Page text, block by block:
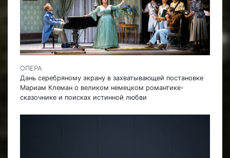
ОПЕРА
Дань серебряному экрану в захватывающей постановке
Мариам Клеман о великом немецком романтике-
сказочнике и поисках истинной любви